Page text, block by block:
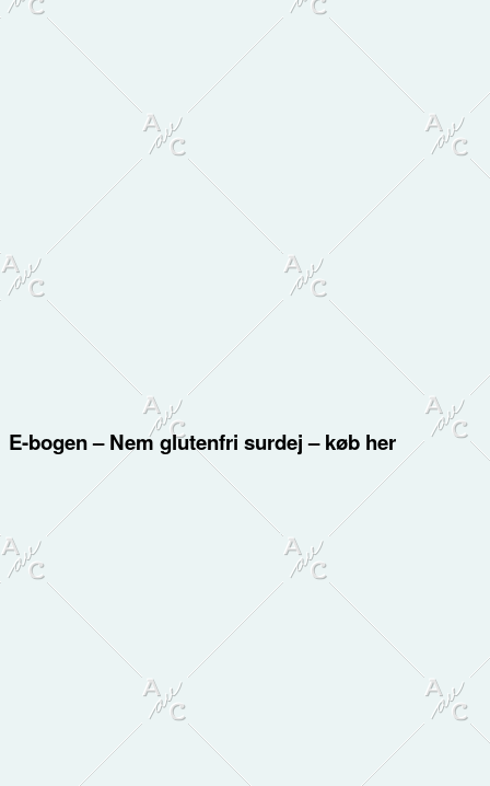
E-bogen – Nem glutenfri surdej – køb her